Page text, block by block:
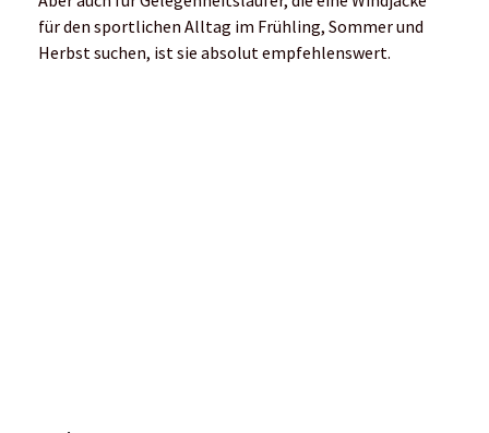
ständig einsetze – an ganz
normalen Trainingstagen
genauso gern wie bei ambitionierten Abenteuern in